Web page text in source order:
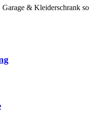
& Kleiderschrank so